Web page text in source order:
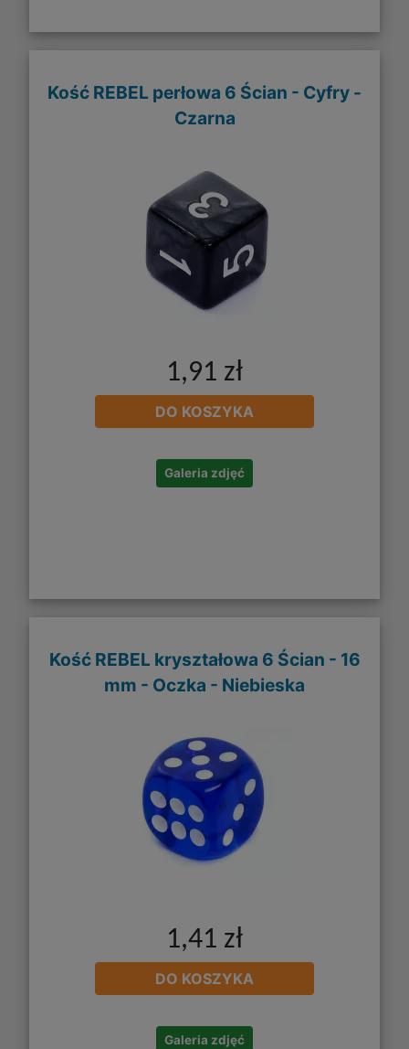
Kość REBEL perłowa 6 Ścian - Cyfry -
Czarna
1,91 zł
DO KOSZYKA
Galeria zdjęć
Kość REBEL kryształowa 6 Ścian - 16
mm - Oczka - Niebieska
1,41 zł
DO KOSZYKA
Galeria zdjęć